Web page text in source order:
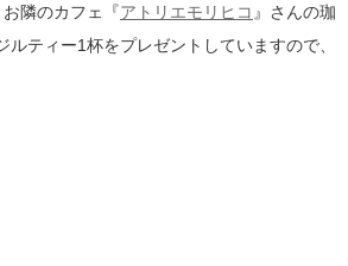
隣のカフェ『アトリエモリヒコ 』さんの珈
ルティー1杯をプレゼントしていますので、